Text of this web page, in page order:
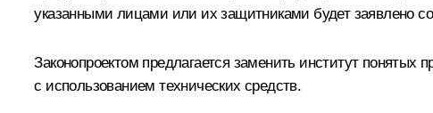
указанными лицами или их защитниками будет заявлено
Законопроектом предлагается заменить институт
с использованием технических средств.